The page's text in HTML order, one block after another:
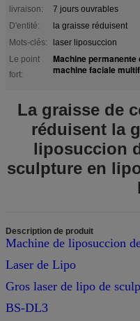
livraison:
7 jours ouvrables
D'entité:
la graisse réduisent
Mots-clés:
laser liposuccion
Le point
fort:
Machine permanente
machine faciale
La graisse de
réduisent la
liposuccion
sculpture en
Description de produit
Machine de liposuccion
Laser de Lipo
Gros laser de lipo de
BS-DL3